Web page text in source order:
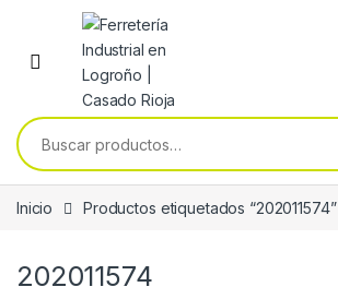
Skip to navigation
Skip to content
Buscar por:
Inicio Productos etiquetados “202011574”
202011574